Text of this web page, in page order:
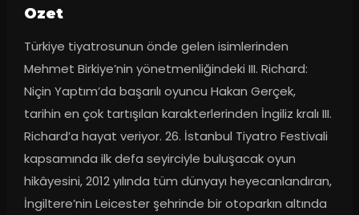
Ozet
Türkiye tiyatrosunun önde gelen isimlerinden
Mehmet Birkiye’nin yönetmenliğindeki III. Richard:
Niçin Yaptım’da başarılı oyuncu Hakan Gerçek,
tarihin en çok tartışılan karakterlerinden İngiliz kralı III.
Richard’a hayat veriyor. 26. İstanbul Tiyatro Festivali
kapsamında ilk defa seyirciyle buluşacak oyun
hikâyesini, 2012 yılında tüm dünyayı heyecanlandıran,
İngiltere’nin Leicester şehrinde bir otoparkın altında